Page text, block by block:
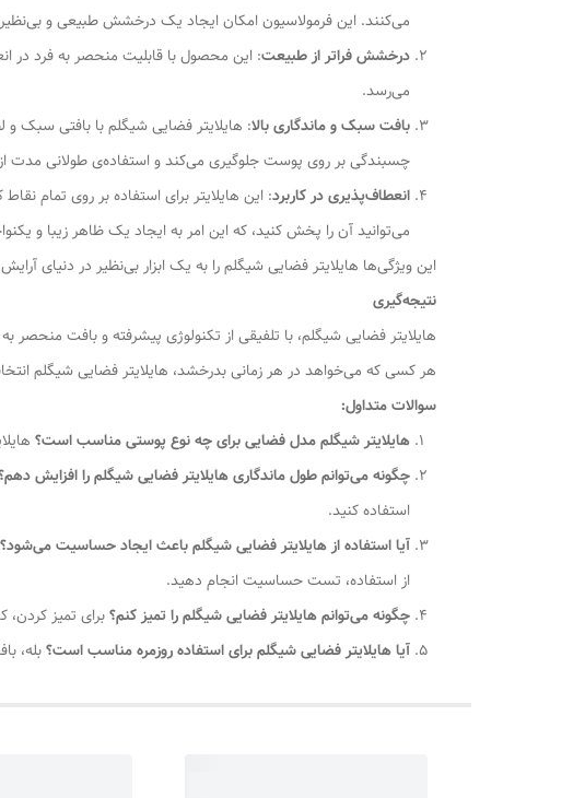
می‌کنند. این فرمولاسیون امکان ایجاد یک درخشش طبیعی و
درخشش فراتر از طبیعت: این محصول با قابلیت منحصر به فرد در
می‌رسد.
بافت سبک و ماندگاری بالا: هایلایتر فضایی شیگلم با بافتی سبک
چسبندگی بر روی پوست جلوگیری می‌کند و استفاده‌ی طولانی مدت
انعطاف‌پذیری در کاربرد: این هایلایتر برای استفاده بر روی تمام
می‌توانید آن را پخش کنید، که این امر به ایجاد یک ظاهر زیبا و
این ویژگی‌ها هایلایتر فضایی شیگلم را به یک ابزار بی‌نظیر در دنیای
نتیجه‌گیری
هایلایتر فضایی شیگلم، با تلفیقی از تکنولوژی پیشرفته و بافت
هر کسی که می‌خواهد در هر زمانی بدرخشد، هایلایتر فضایی شیگلم
سوالات متداول:
هایلایتر شیگلم مدل فضایی برای چه نوع پوستی مناسب است؟
چگونه می‌توانم طول ماندگاری هایلایتر فضایی شیگلم را افزایش
استفاده کنید.
آیا استفاده از هایلایتر فضایی شیگلم باعث ایجاد حساسیت می‌شود؟
از استفاده، تست حساسیت انجام دهید.
چگونه می‌توانم هایلایتر فضایی شیگلم را تمیز کنم؟برای تمیز
آیا هایلایتر فضایی شیگلم برای استفاده روزمره مناسب است؟بله،